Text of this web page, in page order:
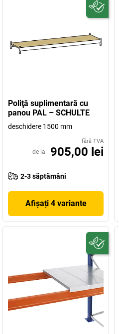
Poliţă suplimentară cu
panou PAL – SCHULTE
deschidere 1500 mm
fără TVA
de la 905,00 lei
2-3 săptămâni
Afișați 4 variante